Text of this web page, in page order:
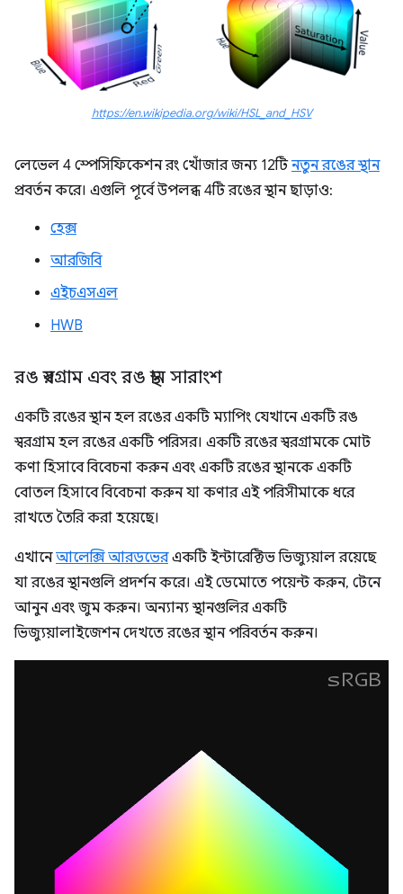
https://en.wikipedia.org/wiki/HSL_and_HSV
লেভেল 4 স্পেসিফিকেশন রং খোঁজার জন্য 12টিনতুন রঙের স্থান
প্রবর্তন করে। এগুলি পূর্বে উপলব্ধ 4টি রঙের স্থান ছাড়াও:
হেক্স
আরজিবি
এইচএসএল
HWB
রঙ স্বরগ্রাম এবং রঙ স্থান সারাংশ
একটি রঙের স্থান হল রঙের একটি ম্যাপিং যেখানে একটি রঙ
স্বরগ্রাম হল রঙের একটি পরিসর। একটি রঙের স্বরগ্রামকে মোট
কণা হিসাবে বিবেচনা করুন এবং একটি রঙের স্থানকে একটি
বোতল হিসাবে বিবেচনা করুন যা কণার এই পরিসীমাকে ধরে
রাখতে তৈরি করা হয়েছে।
এখানেআলেক্সি আরডভেরএকটি ইন্টারেক্টিভ ভিজ্যুয়াল রয়েছে
যা রঙের স্থানগুলি প্রদর্শন করে। এই ডেমোতে পয়েন্ট করুন, টেনে
আনুন এবং জুম করুন। অন্যান্য স্থানগুলির একটি
ভিজ্যুয়ালাইজেশন দেখতে রঙের স্থান পরিবর্তন করুন।